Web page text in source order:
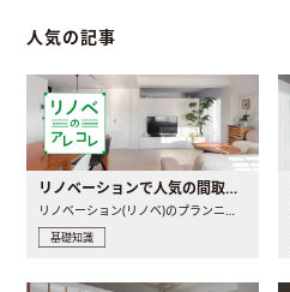
人気の記事
リノベーションで人気の間取りとは？トレンドの間取りと実例を徹底解説
リノベーション(リノベ)のプランニングで一番最初に決めるのは..
基礎知識